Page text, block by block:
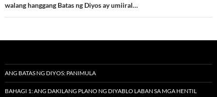
walang hanggang Batas ng Diyos ay umiiral…
ANG BATAS NG DIYOS: PANIMULA
BAHAGI 1: ANG DAKILANG PLANO NG DIYABLO LABAN SA MGA HENTIL